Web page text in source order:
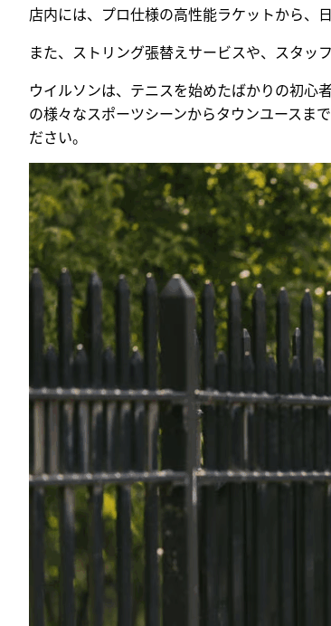
店内には、プロ仕様の高性能ラケットから、
また、ストリング張替えサービスや、スタッ
ウイルソンは、テニスを始めたばかりの初心
の様々なスポーツシーンからタウンユースま
ださい。